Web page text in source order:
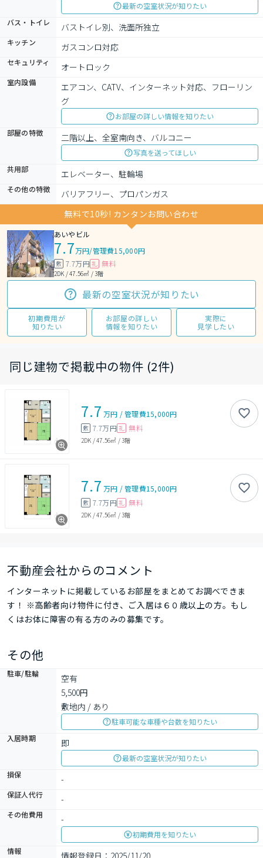
最新の空室状況が知りたい
バス・トイレ
バストイレ別、洗面所独立
キッチン ガスコンロ対応
セキュリティ オートロック
室内設備
エアコン、CATV、インターネット対応、フローリン
グ
お部屋の詳しい情報を知りたい
部屋の特徴
二階以上、全室南向き、バルコニー
写真を送ってほしい
共用部
エレベーター、駐輪場
その他の特徴
バリアフリー、プロパンガス
無料で10秒! カンタンお問い合わせ
あいやビル
7.7万円/管理費15,000円
敷 7.7万円 礼 無料
2DK / 47.56㎡ / 3階
最新の空室状況が知りたい
初期費用が
知りたい
お部屋の詳しい
情報を知りたい
実際に
見学したい
同じ建物で掲載中の物件 (2件)
7.7 万円 /管理費15,000円
敷 7.7万円 礼 無料
2DK /47.56㎡ /3階
7.7 万円 /管理費15,000円
敷 7.7万円 礼 無料
2DK /47.56㎡ /3階
不動産会社からのコメント
インターネットに掲載しているお部屋をまとめてお調べできま
す！ ※高齢者向け物件に付き、ご入居は６０歳以上の方。もし
くはお体に障害の有る方のみの募集です。
その他
駐車/駐輪
空有
5,500円
敷地内 / あり
駐車可能な車種や台数を知りたい
入居時期
即
最新の空室状況が知りたい
損保
-
保証人代行 -
その他費用 -
初期費用を知りたい
情報
情報登録日：2025/11/20